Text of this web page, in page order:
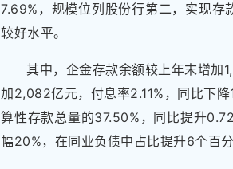
7.69%，规模位列股份行第二，实现
较好水平。
其中，企金存款余额较上年末增加
加2,082亿元，付息率2.11%，同比下
算性存款总量的37.50%，同比提升
幅20%，在同业负债中占比提升6个百分